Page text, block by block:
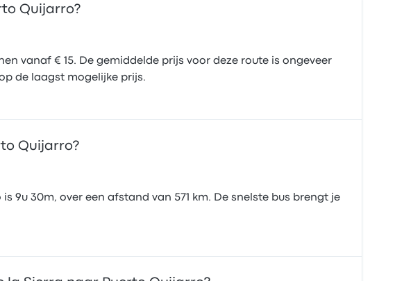
Quijarro?
vanaf € 15. De gemiddelde prijs voor deze route is ongeveer
de laagst mogelijke prijs.
Quijarro?
9u 30m, over een afstand van 571 km. De snelste bus brengt je